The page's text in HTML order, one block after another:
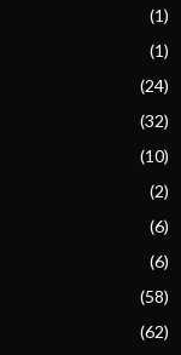
(1)
(1)
(24)
(32)
(10)
(2)
(6)
(6)
(58)
(62)